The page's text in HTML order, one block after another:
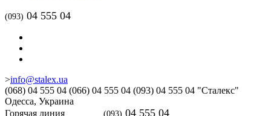
(093) 04 555 04
>info@stalex.ua
(068) 04 555 04 (066) 04 555 04 (093) 04 555 04 "Сталекс"
Одесса, Украина
Горячая линия
(093) 04 555 04